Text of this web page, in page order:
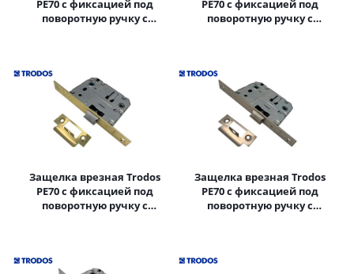
PE70 с фиксацией под
поворотную ручку с
PE70 с фиксацией под
поворотную ручку с
Защелка врезная Trodos
PE70 с фиксацией под
поворотную ручку с
Защелка врезная Trodos
PE70 с фиксацией под
поворотную ручку с